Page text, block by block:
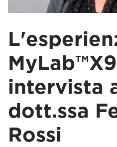
intervista
dott.ssa
Rossi